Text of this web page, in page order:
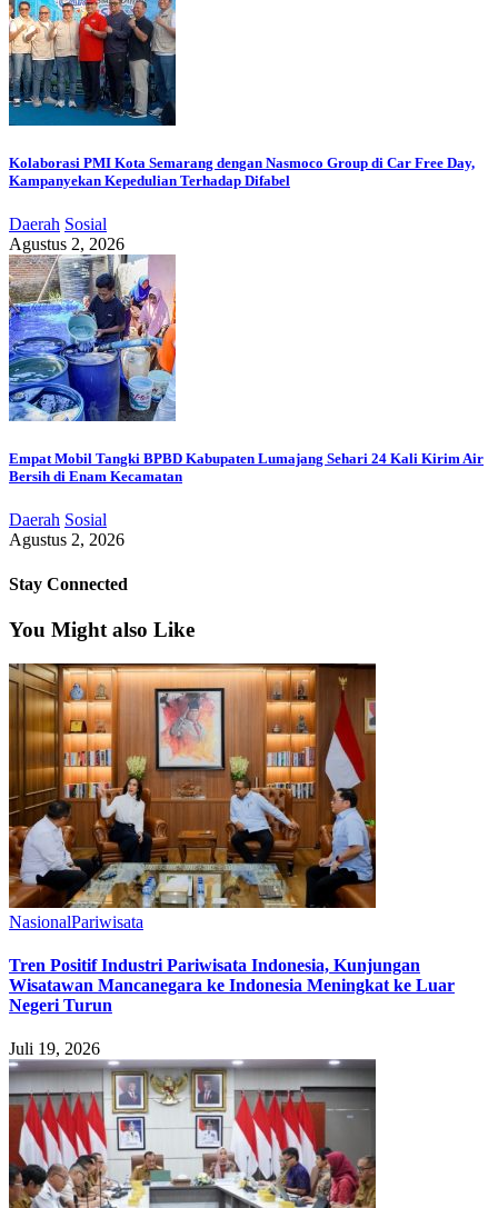
Kolaborasi PMI Kota Semarang dengan Nasmoco Group di Car Free Day,
Kampanyekan Kepedulian Terhadap Difabel
Daerah Sosial
Agustus 2, 2026
Empat Mobil Tangki BPBD Kabupaten Lumajang Sehari 24 Kali Kirim Air
Bersih di Enam Kecamatan
Daerah Sosial
Agustus 2, 2026
Stay Connected
You Might also Like
NasionalPariwisata
Tren Positif Industri Pariwisata Indonesia, Kunjungan
Wisatawan Mancanegara ke Indonesia Meningkat ke Luar
Negeri Turun
Juli 19, 2026